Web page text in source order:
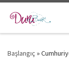
Skip to content
Başlangıç »